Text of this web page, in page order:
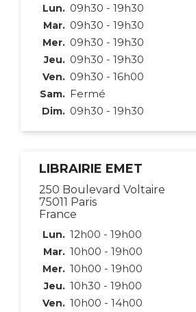
Lun. 09h30 - 19h30
Mar. 09h30 - 19h30
Mer. 09h30 - 19h30
Jeu. 09h30 - 19h30
Ven. 09h30 - 16h00
Sam. Fermé
Dim. 09h30 - 19h30
LIBRAIRIE EMET
250 Boulevard Voltaire
75011 Paris
France
Lun. 12h00 - 19h00
Mar. 10h00 - 19h00
Mer. 10h00 - 19h00
Jeu. 10h30 - 19h00
Ven. 10h00 - 14h00